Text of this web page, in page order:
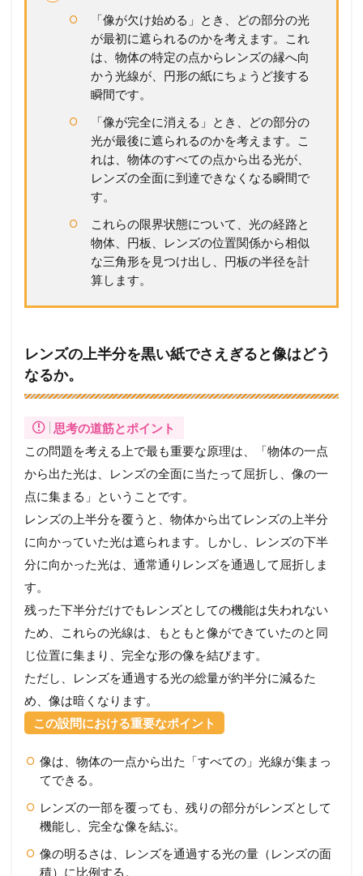
「像が欠け始める」とき、どの部分の光
が最初に遮られるのかを考えます。これ
は、物体の特定の点からレンズの縁へ向
かう光線が、円形の紙にちょうど接する
瞬間です。
「像が完全に消える」とき、どの部分の
光が最後に遮られるのかを考えます。こ
れは、物体のすべての点から出る光が、
レンズの全面に到達できなくなる瞬間で
す。
これらの限界状態について、光の経路と
物体、円板、レンズの位置関係から相似
な三角形を見つけ出し、円板の半径を計
算します。
レンズの上半分を黒い紙でさえぎると像はどう
なるか。
思考の道筋とポイント
この問題を考える上で最も重要な原理は、「物体の一点
から出た光は、レンズの全面に当たって屈折し、像の一
点に集まる」ということです。
レンズの上半分を覆うと、物体から出てレンズの上半分
に向かっていた光は遮られます。しかし、レンズの下半
分に向かった光は、通常通りレンズを通過して屈折しま
す。
残った下半分だけでもレンズとしての機能は失われない
ため、これらの光線は、もともと像ができていたのと同
じ位置に集まり、完全な形の像を結びます。
ただし、レンズを通過する光の総量が約半分に減るた
め、像は暗くなります。
この設問における重要なポイント
像は、物体の一点から出た「すべての」光線が集まっ
てできる。
レンズの一部を覆っても、残りの部分がレンズとして
機能し、完全な像を結ぶ。
像の明るさは、レンズを通過する光の量（レンズの面
積）に比例する。